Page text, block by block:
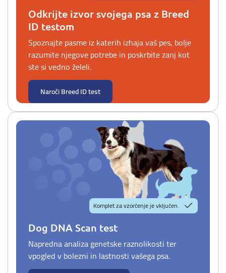
Odkrijte izvor svojega psa z Breed
ID testom
Spoznajte pasme iz katerih izhaja vaš pes, bolje
razumite njegove potrebe in poskrbite zanj kot
ste si vedno želeli.
Naroči Breed ID test
Komplet za vzorčenje je vključen.
Dog DNA Scan test
Napredna analiza genetske raznolikosti ter
vpogled v bolezni in lastnosti vašega psa.